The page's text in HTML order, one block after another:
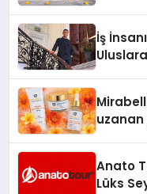
İş
Anato
Lüks